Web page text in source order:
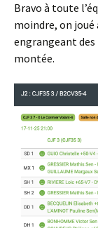
Bravo à toute
moindre, on
engrangeant
montée.